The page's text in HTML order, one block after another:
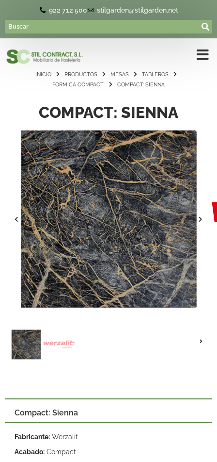
922 712 500 stilgarden@stilgarden.net
INICIO PRODUCTOS MESAS
TABLEROS
FORMICA COMPACT
COMPACT: SIENNA
COMPACT: SIENNA
Compact: Sienna
Fabricante: Werzalit
Acabado: Compact